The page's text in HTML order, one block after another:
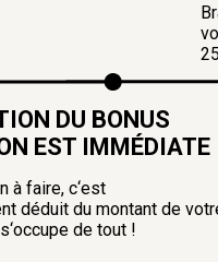
DU BONUS
EST IMMÉDIATE
à faire, c‘est
déduit du montant de
de tout !